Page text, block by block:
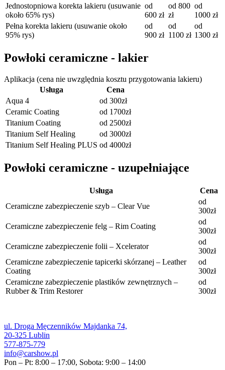
Jednostopniowa korekta lakieru (usuwanie
około 65% rys)
od
600 zł
od 800
zł
od
1000 zł
Pełna korekta lakieru (usuwanie około
95% rys)
od
900 zł
od
1100 zł
od
1300 zł
Powłoki ceramiczne - lakier
Aplikacja (cena nie uwzględnia kosztu przygotowania lakieru)
Usługa
Cena
Aqua 4
od 300zł
Ceramic Coating
od 1700zł
Titanium Coating
od 2500zł
Titanium Self Healing
od 3000zł
Titanium Self Healing PLUS od 4000zł
Powłoki ceramiczne - uzupełniające
Usługa
Cena
Ceramiczne zabezpieczenie szyb – Clear Vue
od
300zł
Ceramiczne zabezpieczenie felg – Rim Coating
od
300zł
Ceramiczne zabezpieczenie folii – Xcelerator
od
300zł
Ceramiczne zabezpieczenie tapicerki skórzanej – Leather
Coating
od
300zł
Ceramiczne zabezpieczenie plastików zewnętrznych –
Rubber & Trim Restorer
od
300zł
ul. Droga Męczenników Majdanka 74,
20-325 Lublin
577-875-779
info@carshow.pl
Pon – Pt: 8:00 – 17:00, Sobota: 9:00 – 14:00